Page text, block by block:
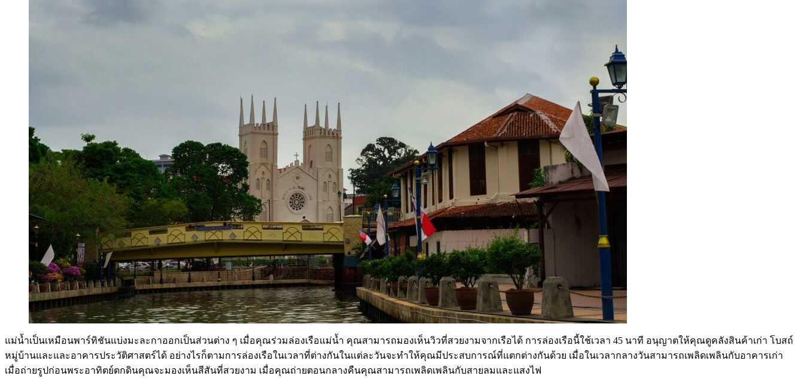
แม่น้ำเป็นเหมือนพาร์ทิชันแบ่งมะละกาออกเป็นส่วนต่าง ๆ เมื่อคุณร่วมล่องเรือแม่น้ำ คุณสามารถมองเห็นวิวที่สวยงามจากเรือได้ การล่องเรือนี้ใช้เวลา 45 นาที อนุญาตให้คุณดูคลังสินค้าเก่า โบสถ์
หมู่บ้านและและอาคารประวัติศาสตร์ได้ อย่างไรก็ตามการล่องเรือในเวลาที่ต่างกันในแต่ละวันจะทำให้คุณมีประสบการณ์ที่แตกต่างกันด้วย เมื่อในเวลากลางวันสามารถเพลิดเพลินกับอาคารเก่า
เมื่อถ่ายรูปก่อนพระอาทิตย์ตกดินคุณจะมองเห็นสีสันที่สวยงาม เมื่อคุณถ่ายตอนกลางคืนคุณสามารถเพลิดเพลินกับสายลมและแสงไฟ